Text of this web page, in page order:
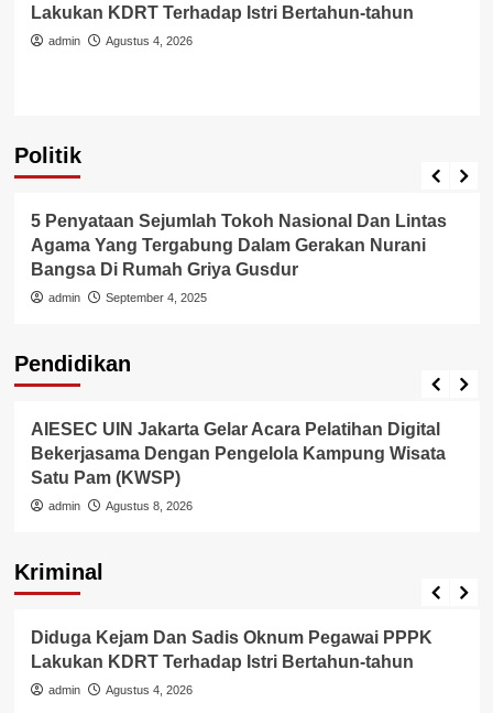
Pelecehan Kekerasan Seksual Oleh Oknum Bank
Keliling Di Tangerang Hanya Ditaruh Di Meja Polisi
Politik
Pemerintah
Pernyataan Ketua Umum PGLII Atas Keadaan
Situasi Demokrasi Yang Terjadi Di Indonesia
admin Agustus 31, 2025
Pendidikan
Pendidikan
Polri Kerahkan 372 Taruna Akpol Dampingi Siswa
Di 73 Sekolah Rakyat Bersama Taruna TNI
admin Agustus 5, 2026
Kriminal
Berita Polisi
Gerak Cepat Tim Opsnal Gabungan Resmob Dan
Reskrim Polsek Jatiwung Ringkus Terduga Pelaku
Pembunuhan